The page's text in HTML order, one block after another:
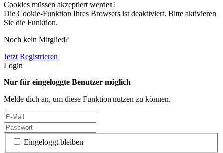
Cookies müssen akzeptiert werden!
Die Cookie-Funktion Ihres Browsers ist deaktiviert. Bitte aktivieren
Sie die Funktion.
Noch kein Mitglied?
Jetzt Registrieren
Login
Nur für eingeloggte Benutzer möglich
Melde dich an, um diese Funktion nutzen zu können.
Eingeloggt bleiben